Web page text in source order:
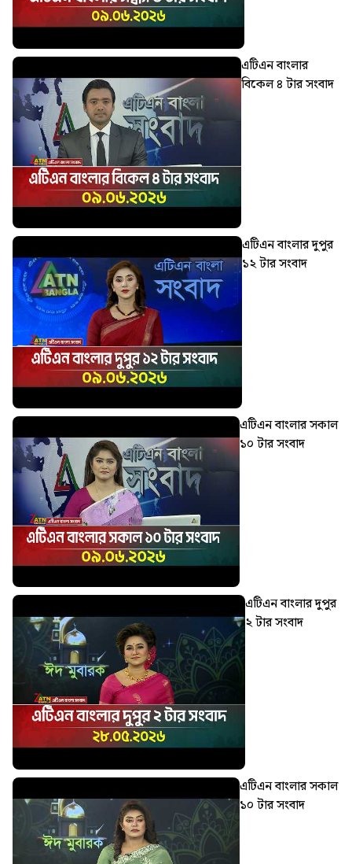
এটিএন বাংলার
বিকেল ৪ টার সংবাদ
এটিএন বাংলার দুপুর
১২ টার সংবাদ
এটিএন বাংলার সকাল
১০ টার সংবাদ
এটিএন বাংলার দুপুর
২ টার সংবাদ
এটিএন বাংলার সকাল
১০ টার সংবাদ